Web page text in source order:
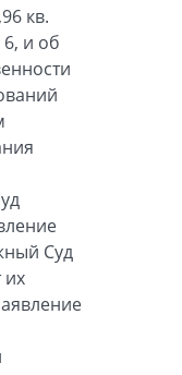
кв.
и об
Суд
их